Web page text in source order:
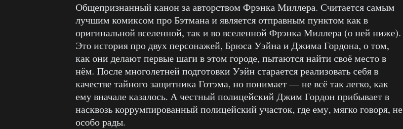
Общепризнанный канон за авторством Фрэнка Миллера. Считается самым
лучшим комиксом про Бэтмана и является отправным пунктом как в
оригинальной вселенной, так и во вселенной Фрэнка Миллера (о ней ниже).
Это история про двух персонажей, Брюса Уэйна и Джима Гордона, о том,
как они делают первые шаги в этом городе, пытаются найти своё место в
нём. После многолетней подготовки Уэйн старается реализовать себя в
качестве тайного защитника Готэма, но понимает — не всё так легко, как
ему вначале казалось. А честный полицейский Джим Гордон прибывает в
насквозь коррумпированный полицейский участок, где ему, мягко говоря, не
особо рады.